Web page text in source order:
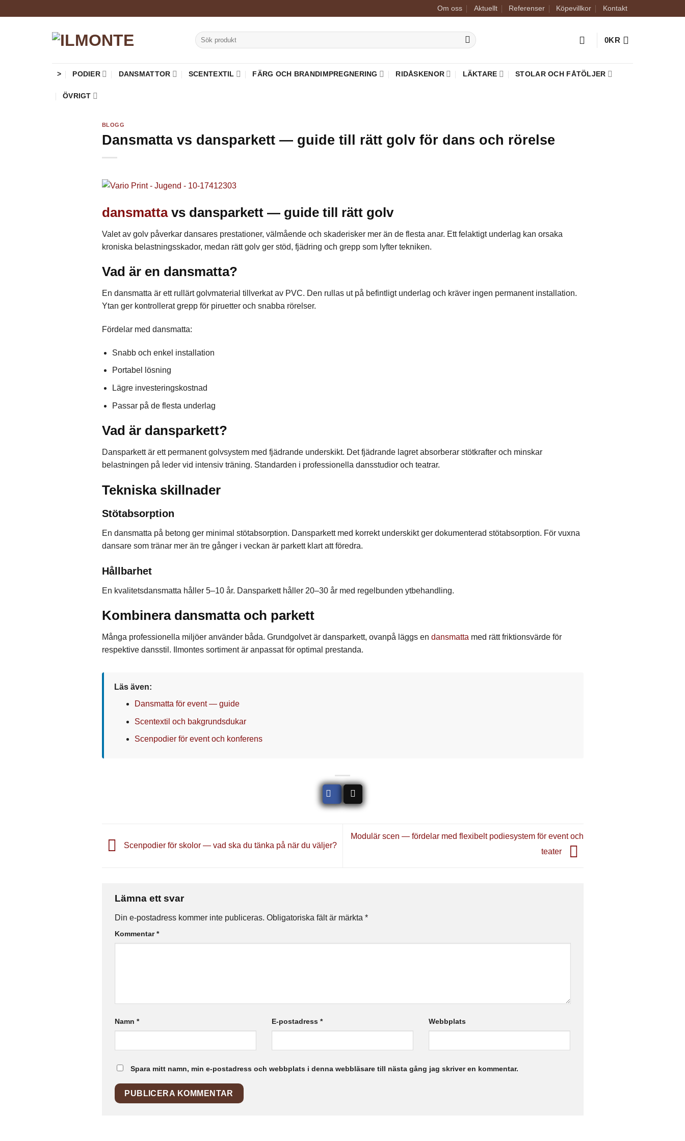
to
Om oss Aktuellt Referenser Köpevillkor Kontakt
Sök
efter:
0KR
> PODIER DANSMATTOR SCENTEXTIL FÄRG OCH BRANDIMPREGNERING RIDÅSKENOR LÄKTARE STOLAR OCH FÅTÖLJER
ÖVRIGT
BLOGG
Dansmatta vs dansparkett — guide till rätt golv för dans och rörelse
dansmattavs dansparkett — guide till rätt golv
Valet av golv påverkar dansares prestationer, välmående och skaderisker mer än de flesta anar. Ett felaktigt underlag kan orsaka
kroniska belastningsskador, medan rätt golv ger stöd, fjädring och grepp som lyfter tekniken.
Vad är en dansmatta?
En dansmatta är ett rullärt golvmaterial tillverkat av PVC. Den rullas ut på befintligt underlag och kräver ingen permanent installation.
Ytan ger kontrollerat grepp för piruetter och snabba rörelser.
Fördelar med dansmatta:
Snabb och enkel installation
Portabel lösning
Lägre investeringskostnad
Passar på de flesta underlag
Vad är dansparkett?
Dansparkett är ett permanent golvsystem med fjädrande underskikt. Det fjädrande lagret absorberar stötkrafter och minskar
belastningen på leder vid intensiv träning. Standarden i professionella dansstudior och teatrar.
Tekniska skillnader
Stötabsorption
En dansmatta på betong ger minimal stötabsorption. Dansparkett med korrekt underskikt ger dokumenterad stötabsorption. För vuxna
dansare som tränar mer än tre gånger i veckan är parkett klart att föredra.
Hållbarhet
En kvalitetsdansmatta håller 5–10 år. Dansparkett håller 20–30 år med regelbunden ytbehandling.
Kombinera dansmatta och parkett
Många professionella miljöer använder båda. Grundgolvet är dansparkett, ovanpå läggs en dansmatta med rätt friktionsvärde för
respektive dansstil. Ilmontes sortiment är anpassat för optimal prestanda.
Läs även:
Dansmatta för event — guide
Scentextil och bakgrundsdukar
Scenpodier för event och konferens
Scenpodier för skolor — vad ska du tänka på när du väljer?
Modulär scen — fördelar med flexibelt podiesystem för event och
teater
Lämna ett svar
Din e-postadress kommer inte publiceras. Obligatoriska fält är märkta *
Kommentar*
Namn * E-postadress * Webbplats
Spara mitt namn, min e-postadress och webbplats i denna webbläsare till nästa gång jag skriver en kommentar.